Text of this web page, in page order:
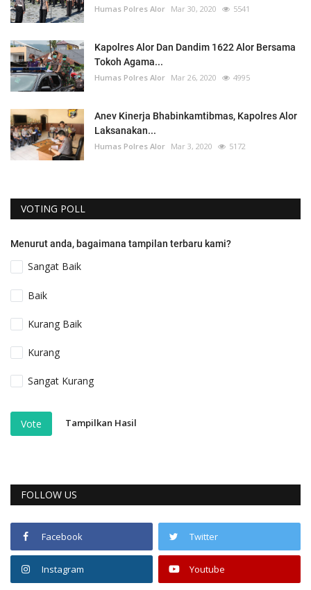
Humas Polres Alor Mar 30, 2020 5541
Kapolres Alor Dan Dandim 1622 Alor Bersama
Tokoh Agama...
Humas Polres Alor Mar 26, 2020 4995
Anev Kinerja Bhabinkamtibmas, Kapolres Alor
Laksanakan...
Humas Polres Alor Mar 3, 2020 5172
VOTING POLL
Menurut anda, bagaimana tampilan terbaru kami?
Sangat Baik
Baik
Kurang Baik
Kurang
Sangat Kurang
Vote Tampilkan Hasil
FOLLOW US
Facebook Twitter
Instagram Youtube